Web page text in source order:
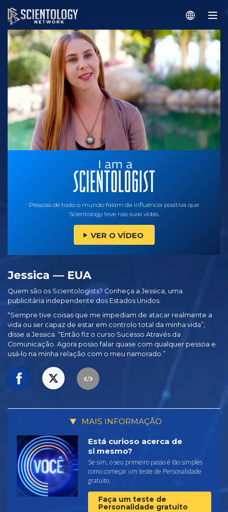
Pessoas de todo o mundo falam da influência positiva que
Scientology teve nas suas vidas.
VER O VÍDEO
Jessica — EUA
Quem são os Scientologists? Conheça a Jessica, uma
publicitária independente dos Estados Unidos.
“Sempre tive coisas que me impediam de atacar realmente a
vida ou ser capaz de estar em controlo total da minha vida”,
disse a Jessica. “Então fiz o curso Sucesso Através da
Comunicação. Agora posso falar quase com qualquer pessoa e
usá‑lo na minha relação com o meu namorado.”
MAIS INFORMAÇÃO
Está curioso acerca de
si mesmo?
Se sim, o seu primeiro passo é tão simples
como começar um teste de Personalidade
gratuito.
Faça um teste de
Personalidade gratuito